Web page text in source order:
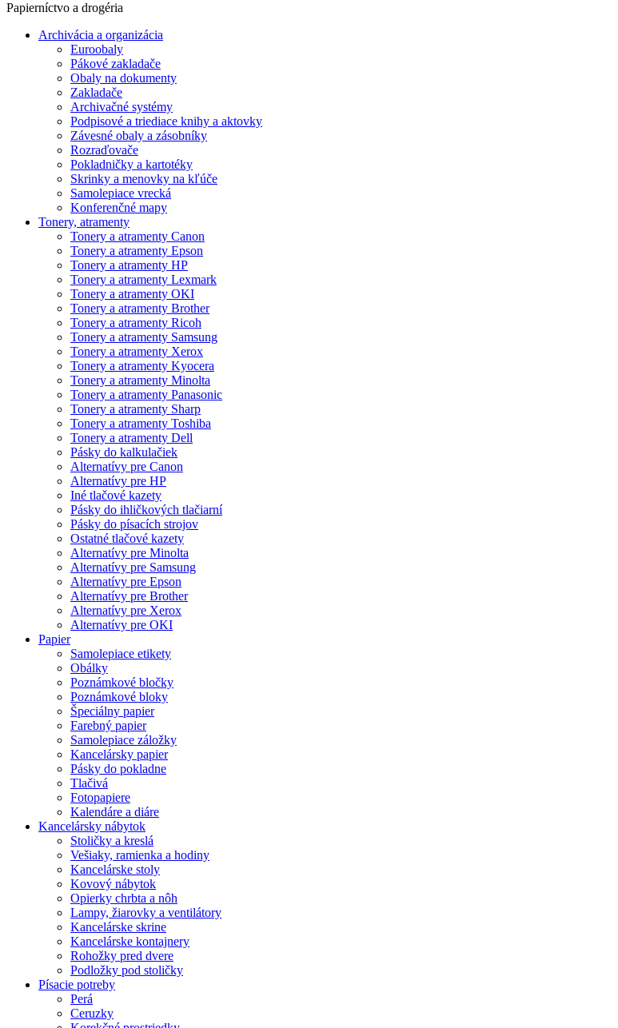
Papierníctvo a drogéria
Archivácia a organizácia
Euroobaly
Pákové zakladače
Obaly na dokumenty
Zakladače
Archivačné systémy
Podpisové a triediace knihy a aktovky
Závesné obaly a zásobníky
Rozraďovače
Pokladničky a kartotéky
Skrinky a menovky na kľúče
Samolepiace vrecká
Konferenčné mapy
Tonery, atramenty
Tonery a atramenty Canon
Tonery a atramenty Epson
Tonery a atramenty HP
Tonery a atramenty Lexmark
Tonery a atramenty OKI
Tonery a atramenty Brother
Tonery a atramenty Ricoh
Tonery a atramenty Samsung
Tonery a atramenty Xerox
Tonery a atramenty Kyocera
Tonery a atramenty Minolta
Tonery a atramenty Panasonic
Tonery a atramenty Sharp
Tonery a atramenty Toshiba
Tonery a atramenty Dell
Pásky do kalkulačiek
Alternatívy pre Canon
Alternatívy pre HP
Iné tlačové kazety
Pásky do ihličkových tlačiarní
Pásky do písacích strojov
Ostatné tlačové kazety
Alternatívy pre Minolta
Alternatívy pre Samsung
Alternatívy pre Epson
Alternatívy pre Brother
Alternatívy pre Xerox
Alternatívy pre OKI
Papier
Samolepiace etikety
Obálky
Poznámkové bločky
Poznámkové bloky
Špeciálny papier
Farebný papier
Samolepiace záložky
Kancelársky papier
Pásky do pokladne
Tlačivá
Fotopapiere
Kalendáre a diáre
Kancelársky nábytok
Stoličky a kreslá
Vešiaky, ramienka a hodiny
Kancelárske stoly
Kovový nábytok
Opierky chrbta a nôh
Lampy, žiarovky a ventilátory
Kancelárske skrine
Kancelárske kontajnery
Rohožky pred dvere
Podložky pod stoličky
Písacie potreby
Perá
Ceruzky